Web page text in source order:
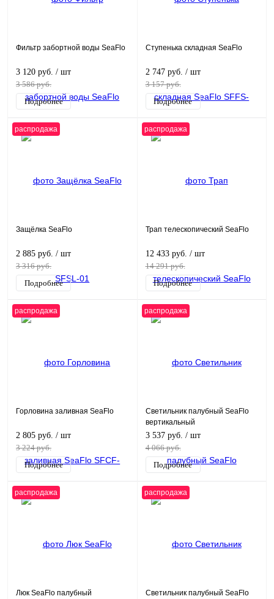
Фильтр забортной воды SeaFlo
3 120 руб. / шт
3 586 руб.
Подробнее
Ступенька складная SeaFlo
2 747 руб. / шт
3 157 руб.
Подробнее
распродажа
Защёлка SeaFlo
2 885 руб. / шт
3 316 руб.
Подробнее
распродажа
Трап телескопический SeaFlo
12 433 руб. / шт
14 291 руб.
Подробнее
распродажа
Горловина заливная SeaFlo
2 805 руб. / шт
3 224 руб.
Подробнее
распродажа
Светильник палубный SeaFlo
вертикальный
3 537 руб. / шт
4 066 руб.
Подробнее
распродажа
Люк SeaFlo палубный
распродажа
Светильник палубный SeaFlo